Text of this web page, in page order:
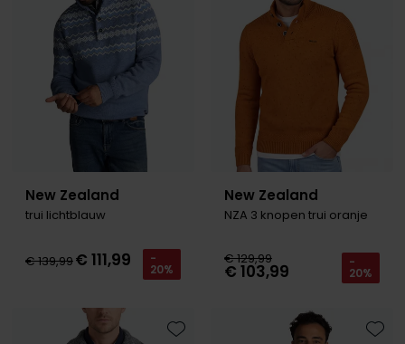
New Zealand
trui lichtblauw
€ 139,99€ 111,99 -
20%
New Zealand
NZA 3 knopen trui oranje
€ 129,99
€ 103,99 -
20%